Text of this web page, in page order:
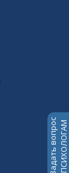
Задать вопросПСИХОЛОГАМ